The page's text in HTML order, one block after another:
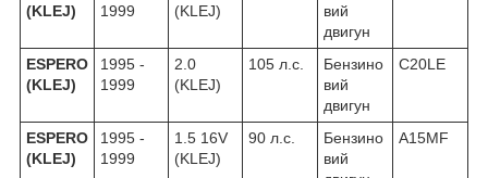
(KLEJ)
1999
(KLEJ)
вий
двигун
ESPERO
(KLEJ)
1995 -
1999
2.0
(KLEJ)
105 л.с.
Бензино
вий
двигун
C20LE
ESPERO
(KLEJ)
1995 -
1999
1.5 16V
(KLEJ)
90 л.с.
Бензино
вий
A15MF